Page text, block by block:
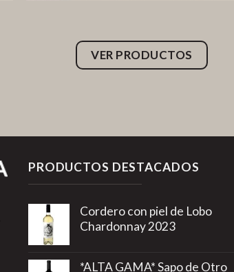
VER PRODUCTOS
PRODUCTOS DESTACADOS
Cordero con piel de Lobo
Chardonnay 2023
*ALTA GAMA* Sapo de Otro